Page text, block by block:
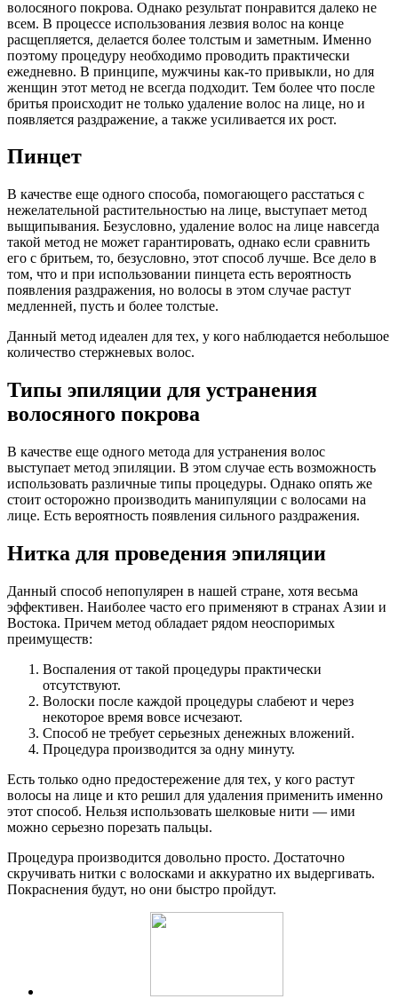
волосяного покрова. Однако результат понравится далеко не
всем. В процессе использования лезвия волос на конце
расщепляется, делается более толстым и заметным. Именно
поэтому процедуру необходимо проводить практически
ежедневно. В принципе, мужчины как-то привыкли, но для
женщин этот метод не всегда подходит. Тем более что после
бритья происходит не только удаление волос на лице, но и
появляется раздражение, а также усиливается их рост.
Пинцет
В качестве еще одного способа, помогающего расстаться с
нежелательной растительностью на лице, выступает метод
выщипывания. Безусловно, удаление волос на лице навсегда
такой метод не может гарантировать, однако если сравнить
его с бритьем, то, безусловно, этот способ лучше. Все дело в
том, что и при использовании пинцета есть вероятность
появления раздражения, но волосы в этом случае растут
медленней, пусть и более толстые.
Данный метод идеален для тех, у кого наблюдается небольшое
количество стержневых волос.
Типы эпиляции для устранения
волосяного покрова
В качестве еще одного метода для устранения волос
выступает метод эпиляции. В этом случае есть возможность
использовать различные типы процедуры. Однако опять же
стоит осторожно производить манипуляции с волосами на
лице. Есть вероятность появления сильного раздражения.
Нитка для проведения эпиляции
Данный способ непопулярен в нашей стране, хотя весьма
эффективен. Наиболее часто его применяют в странах Азии и
Востока. Причем метод обладает рядом неоспоримых
преимуществ:
Воспаления от такой процедуры практически
отсутствуют.
Волоски после каждой процедуры слабеют и через
некоторое время вовсе исчезают.
Способ не требует серьезных денежных вложений.
Процедура производится за одну минуту.
Есть только одно предостережение для тех, у кого растут
волосы на лице и кто решил для удаления применить именно
этот способ. Нельзя использовать шелковые нити — ими
можно серьезно порезать пальцы.
Процедура производится довольно просто. Достаточно
скручивать нитки с волосками и аккуратно их выдергивать.
Покраснения будут, но они быстро пройдут.